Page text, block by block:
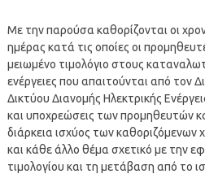
Με την παρούσα καθορίζονται οι
ημέρας κατά τις οποίες οι
μειωμένο τιμολόγιο στους
ενέργειες που απαιτούνται από τον
Δικτύου Διανομής Ηλεκτρικής
και υποχρεώσεις των προμηθευτών
διάρκεια ισχύος των καθοριζόμενων
και κάθε άλλο θέμα σχετικό με την
τιμολογίου και τη μετάβαση από το